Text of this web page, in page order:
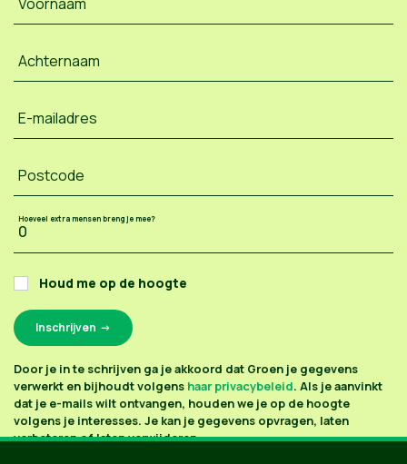
Achternaam
E-mailadres
Postcode
Hoeveel extra mensen breng je mee?
Houd me op de hoogte
Door je in te schrijven ga je akkoord dat Groen je gegevens
verwerkt en bijhoudt volgens haar privacybeleid. Als je aanvinkt
dat je e-mails wilt ontvangen, houden we je op de hoogte
volgens je interesses. Je kan je gegevens opvragen, laten
verbeteren of laten verwijderen.